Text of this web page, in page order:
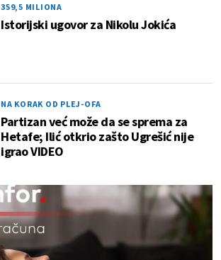
359,5 MILIONA
Istorijski ugovor za Nikolu Jokića
NA KORAK OD PLEJ-OFA
Partizan već može da se sprema za
Hetafe; Ilić otkrio zašto Ugrešić nije
igrao VIDEO